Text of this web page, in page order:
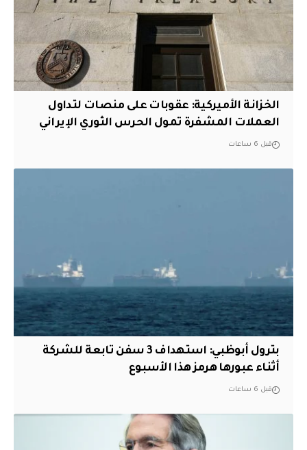
الخزانة الأميركية: عقوبات على منصات لتداول
العملات المشفرة تمول الحرس الثوري الإيراني
قبل 6 ساعات
بترول أبوظبي: استهداف 3 سفن تابعة للشركة
أثناء عبورها هرمز هذا الأسبوع
قبل 6 ساعات